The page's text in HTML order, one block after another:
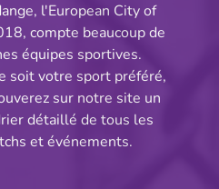
Partager
-
l'European City of
compte beaucoup de
équipes sportives.
soit votre sport préféré,
sur notre site un
détaillé de tous les
et événements.